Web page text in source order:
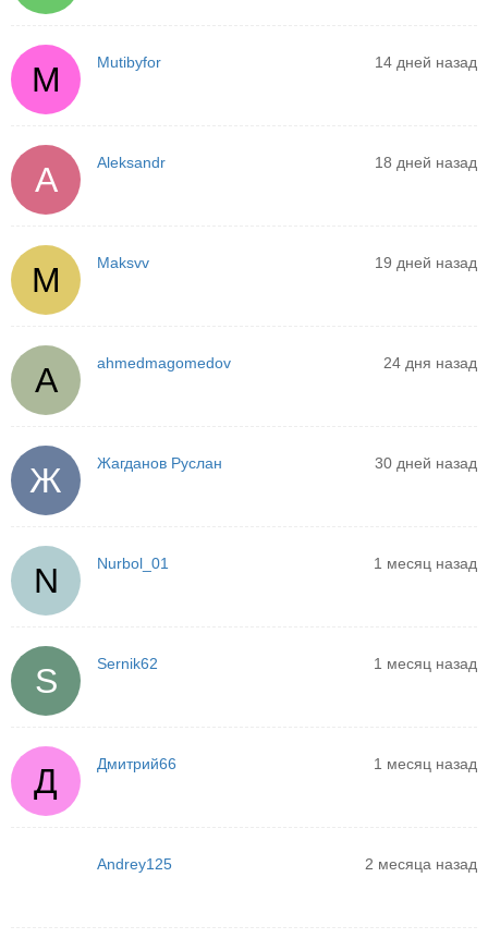
M Mutibyfor 14 дней назад
A Aleksandr 18 дней назад
M Maksvv 19 дней назад
A ahmedmagomedov 24 дня назад
Ж Жагданов Руслан 30 дней назад
N Nurbol_01 1 месяц назад
S Sernik62 1 месяц назад
Д Дмитрий66 1 месяц назад
Andrey125 2 месяца назад